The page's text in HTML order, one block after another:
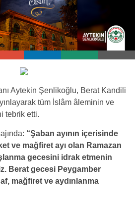
Aytekin Şenlikoğlu, Berat Kandili
tüm İslâm âleminin ve
tebrik etti.
“Şaban ayının içerisinde
ve mağfiret ayı olan Ramazan
gecesini idrak etmenin
Berat gecesi Peygamber
mağfiret ve aydınlanma